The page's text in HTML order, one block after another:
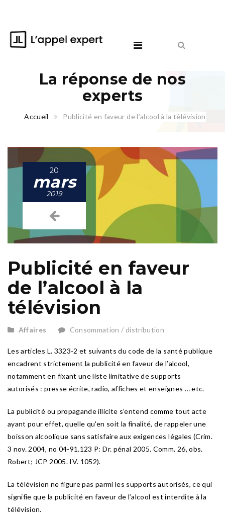
La réponse de nos
experts
Accueil Publicité en faveur de l’alcool à la télévision
20
mars
2019
Publicité en faveur
de l’alcool à la
télévision
Affaires Consommation / distribution
Les articles L. 3323-2 et suivants du code de la santé publique
encadrent strictement la publicité en faveur de l’alcool,
notamment en fixant une liste limitative de supports
autorisés : presse écrite, radio, affiches et enseignes … etc.
La publicité ou propagande illicite s’entend comme tout acte
ayant pour effet, quelle qu'en soit la finalité, de rappeler une
boisson alcoolique sans satisfaire aux exigences légales (Crim.
3 nov. 2004, no 04-91.123 P: Dr. pénal 2005. Comm. 26, obs.
Robert; JCP 2005. IV. 1052).
La télévision ne figure pas parmi les supports autorisés, ce qui
signifie que la publicité en faveur de l’alcool est interdite à la
télévision.